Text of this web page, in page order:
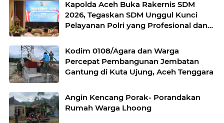
Kapolda Aceh Buka Rakernis SDM
2026, Tegaskan SDM Unggul Kunci
Pelayanan Polri yang Profesional dan
Kodim 0108/Agara dan Warga
Percepat Pembangunan Jembatan
Gantung di Kuta Ujung, Aceh Tenggara
Angin Kencang Porak- Porandakan
Rumah Warga Lhoong